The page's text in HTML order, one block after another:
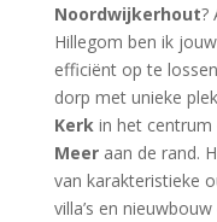
Noordwijkerhout?
Hillegom ben ik
efficiënt op te
dorp met unieke
Kerkin het centrum
Meeraan de rand.
van karakteristieke
villa’s en